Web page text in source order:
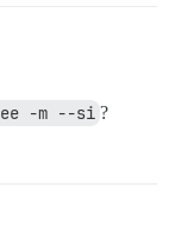
-m --si ?